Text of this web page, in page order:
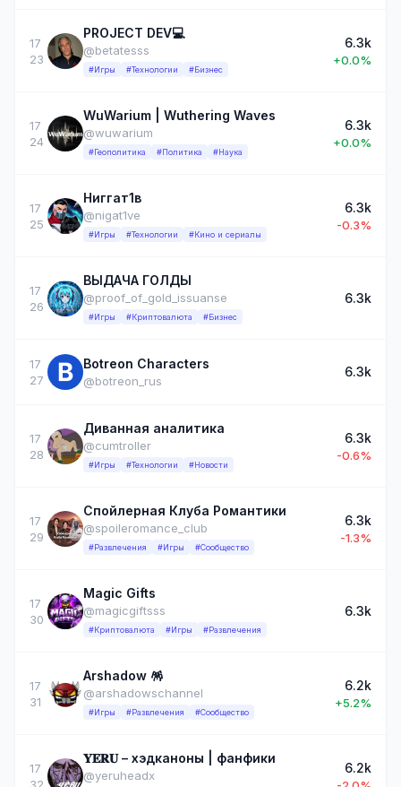
17
23
PROJECT DEV💻
@betatesss
#Игры #Технологии #Бизнес
6.3k
+0.0%
17
24
WuWarium | Wuthering Waves
@wuwarium
#Геополитика #Политика #Наука
6.3k
+0.0%
17
25
Ниггат1в
@nigat1ve
#Игры #Технологии #Кино и сериалы
6.3k
-0.3%
17
26
ВЫДАЧА ГОЛДЫ
@proof_of_gold_issuanse
#Игры #Криптовалюта #Бизнес
6.3k
17
27
Botreon Characters
@botreon_rus
6.3k
17
28
Диванная аналитика
@cumtroller
#Игры #Технологии #Новости
6.3k
-0.6%
17
29
Спойлерная Клуба Романтики
@spoileromance_club
#Развлечения #Игры #Сообщество
6.3k
-1.3%
17
30
Magic Gifts
@magicgiftsss
#Криптовалюта #Игры #Развлечения
6.3k
17
31
Arshadow 🪅
@arshadowschannel
#Игры #Развлечения #Сообщество
6.2k
+5.2%
17
32
𝐘𝐄𝐑𝐔 – хэдканоны | фанфики
@yeruheadx
6.2k